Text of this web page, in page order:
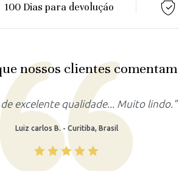
100 Dias para devoluçáo
nossos clientes comentam
atendeu as minhas expectativas."
Rafaela M. - Recife, Brasil